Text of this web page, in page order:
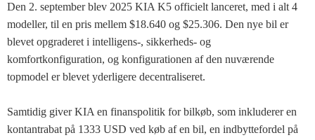
Den 2. september blev 2025 KIA K5 officielt lanceret, med i alt 4
modeller, til en pris mellem $18.640 og $25.306. Den nye bil er
blevet opgraderet i intelligens-, sikkerheds- og
komfortkonfiguration, og konfigurationen af ​​den nuværende
topmodel er blevet yderligere decentraliseret.
Samtidig giver KIA en finanspolitik for bilkøb, som inkluderer en
kontantrabat på 1333 USD ved køb af en bil, en indbyttefordel på